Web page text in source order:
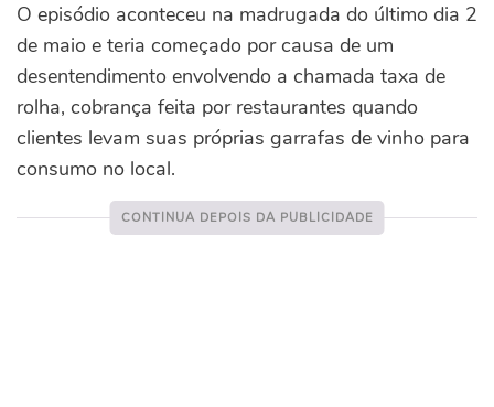
O episódio aconteceu na madrugada do último dia 2
de maio e teria começado por causa de um
desentendimento envolvendo a chamada taxa de
rolha, cobrança feita por restaurantes quando
clientes levam suas próprias garrafas de vinho para
consumo no local.